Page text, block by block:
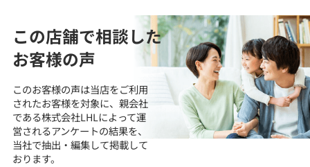
この店舗で相談した
お客様の声
このお客様の声は当店をご利用
されたお客様を対象に、 親会社
である株式会社LHLによって運
営されるアンケートの結果を、
当社で抽出・編集して掲載して
おります。